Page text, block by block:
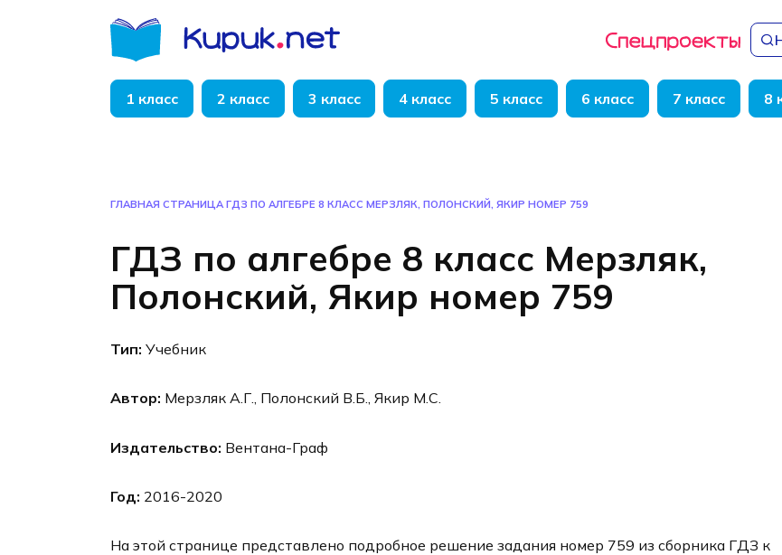
1 класс 2 класс 3 класс 4 класс 5 класс 6 класс 7 класс 8
ГЛАВНАЯ СТРАНИЦА ГДЗ ПО АЛГЕБРЕ 8 КЛАСС МЕРЗЛЯК, ПОЛОНСКИЙ, ЯКИР НОМЕР 759
ГДЗ по алгебре 8 класс Мерзляк,
Полонский, Якир номер 759
Тип: Учебник
Автор: Мерзляк А.Г., Полонский В.Б., Якир М.С.
Издательство: Вентана-Граф
Год: 2016-2020
На этой странице представлено подробное решение задания номер 759 из сборника ГДЗ к